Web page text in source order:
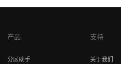
产品
分区助手
支持
关于我们